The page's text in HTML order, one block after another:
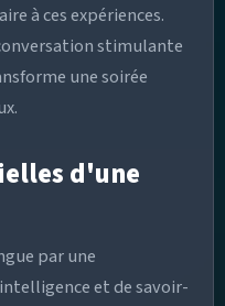
à ces expériences.
stimulante
une soirée
d'une
par une
et de savoir-